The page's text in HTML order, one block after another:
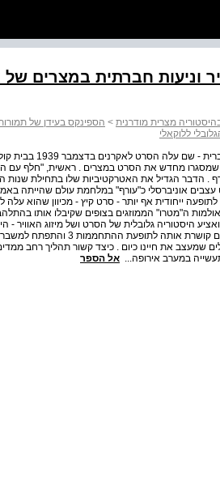
וניעות חברתית במצרים
מצרית מודרנית > הספינקס בעידן של
ללוקאלי
און ברק 132 משנה אחרי הפרמיירה
שמסגרו מחדש את הסרט במצרים . ראשית, "חלף עם
אוניברסלי כ"עורף" במלחמת עולם שהייתה באמת
ייחודית אף יותר - סרט קיץ - מכיוון שהוא עלה
אולמות ה"מטרו" הממוזגים בצופים שקיבלו אותו
היסטוריה גלובלית של הסרט ושל מיזוג האוויר -
מחברת את מצרים למרחבים מחוצה לה, אלא גם
את חיינו כיום . כיצד קשור תהליך רחב
במערב אירופה... אל הספר